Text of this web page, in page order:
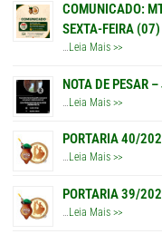
COMUNICADO:
SEXTA-FEIRA (07)
…Leia Mais >>
NOTA DE PESAR
…Leia Mais >>
PORTARIA 40/
…Leia Mais >>
PORTARIA 39/
Leia Mais >>